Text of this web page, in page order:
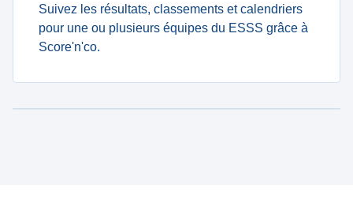
Suivez les résultats, classements et calendriers
pour une ou plusieurs équipes du ESSS grâce à
Score'n'co.